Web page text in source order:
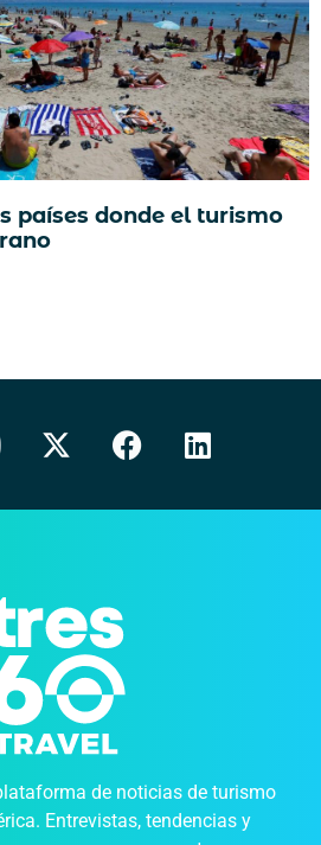
países donde el turismo
de noticias de turismo
Entrevistas, tendencias y